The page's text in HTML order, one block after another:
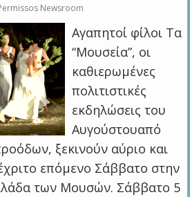
Newsroom
Αγαπητοί φίλοι Τα
“Μουσεία”, οι
καθιερωμένες
πολιτιστικές
εκδηλώσεις του
Αυγούστουαπό
ξεκινούν αύριο και
επόμενο Σάββατο στην
των Μουσών. Σάββατο 5